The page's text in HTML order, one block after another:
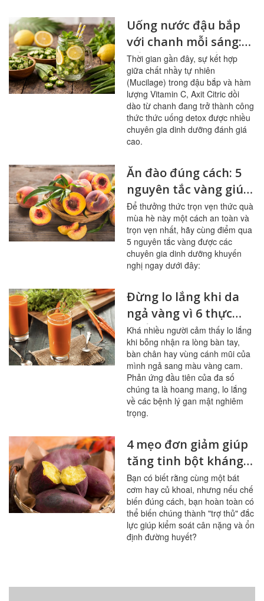
Uống nước đậu bắp
với chanh mỗi sáng:
bổ mạch máu, ổn
đường huyết
Thời gian gần đây, sự kết hợp
giữa chất nhầy tự nhiên
(Mucilage) trong đậu bắp và hàm
lượng Vitamin C, Axit Citric dồi
dào từ chanh đang trở thành công
thức thức uống detox được nhiều
chuyên gia dinh dưỡng đánh giá
cao.
Ăn đào đúng cách: 5
nguyên tắc vàng giúp
sạch mạch máu,
tránh ngộ độc
Để thưởng thức trọn vẹn thức quà
mùa hè này một cách an toàn và
trọn vẹn nhất, hãy cùng điểm qua
5 nguyên tắc vàng được các
chuyên gia dinh dưỡng khuyến
nghị ngay dưới đây:
Đừng lo lắng khi da
ngả vàng vì 6 thực
phẩm này
Khá nhiều người cảm thấy lo lắng
khi bỗng nhận ra lòng bàn tay,
bàn chân hay vùng cánh mũi của
mình ngả sang màu vàng cam.
Phản ứng đầu tiên của đa số
chúng ta là hoang mang, lo lắng
về các bệnh lý gan mật nghiêm
trọng.
4 mẹo đơn giảm giúp
tăng tinh bột kháng
trong bữa ăn
Bạn có biết rằng cùng một bát
cơm hay củ khoai, nhưng nếu chế
biến đúng cách, bạn hoàn toàn có
thể biến chúng thành "trợ thủ" đắc
lực giúp kiểm soát cân nặng và ổn
định đường huyết?